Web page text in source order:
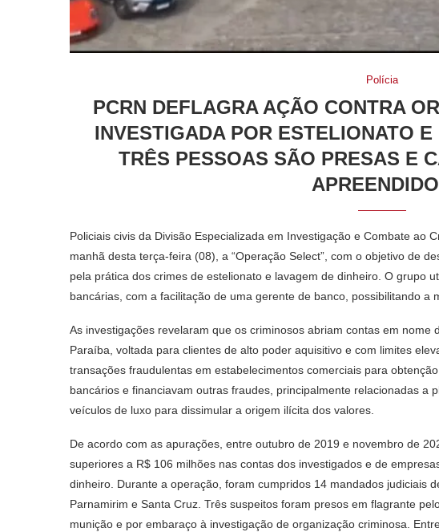
Polícia
PCRN DEFLAGRA AÇÃO CONTRA
INVESTIGADA POR ESTELIONATO
TRÊS PESSOAS SÃO PRESAS E
Policiais civis da Divisão Especializada em Investigação e Combate ao
manhã desta terça-feira (08), a “Operação Select”, com o objetivo de
pela prática dos crimes de estelionato e lavagem de dinheiro. O grupo
bancárias, com a facilitação de uma gerente de banco, possibilitando a
As investigações revelaram que os criminosos abriam contas em nome
Paraíba, voltada para clientes de alto poder aquisitivo e com limites
transações fraudulentas em estabelecimentos comerciais para
bancários e financiavam outras fraudes, principalmente relacionadas a
veículos de luxo para dissimular a origem ilícita dos valores.
De acordo com as apurações, entre outubro de 2019 e novembro de
superiores a R$ 106 milhões nas contas dos investigados e de
dinheiro. Durante a operação, foram cumpridos 14 mandados judiciais
Parnamirim e Santa Cruz. Três suspeitos foram presos em flagrante
munição e por embaraço à investigação de organização criminosa.